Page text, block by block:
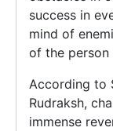
success in
mind of
of the person
According to
Rudraksh,
immense